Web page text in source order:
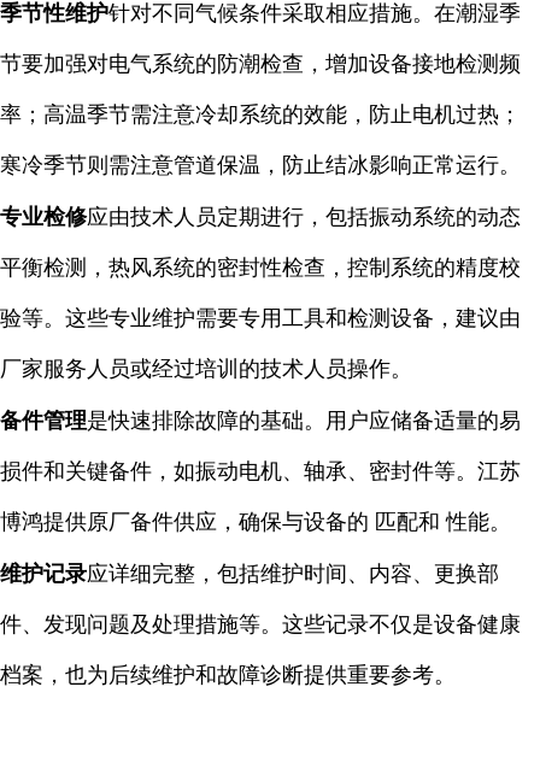
季节性维护针对不同气候条件采取相应措施。在潮湿季
节要加强对电气系统的防潮检查，增加设备接地检测频
率；高温季节需注意冷却系统的效能，防止电机过热；
寒冷季节则需注意管道保温，防止结冰影响正常运行。
专业检修应由技术人员定期进行，包括振动系统的动态
平衡检测，热风系统的密封性检查，控制系统的精度校
验等。这些专业维护需要专用工具和检测设备，建议由
厂家服务人员或经过培训的技术人员操作。
备件管理是快速排除故障的基础。用户应储备适量的易
损件和关键备件，如振动电机、轴承、密封件等。江苏
博鸿提供原厂备件供应，确保与设备的 匹配和 性能。
维护记录应详细完整，包括维护时间、内容、更换部
件、发现问题及处理措施等。这些记录不仅是设备健康
档案，也为后续维护和故障诊断提供重要参考。